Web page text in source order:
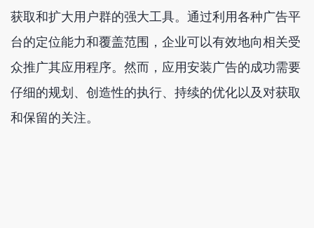
获取和扩大用户群的强大工具。通过利用各种广告平
台的定位能力和覆盖范围，企业可以有效地向相关受
众推广其应用程序。然而，应用安装广告的成功需要
仔细的规划、创造性的执行、持续的优化以及对获取
和保留的关注。